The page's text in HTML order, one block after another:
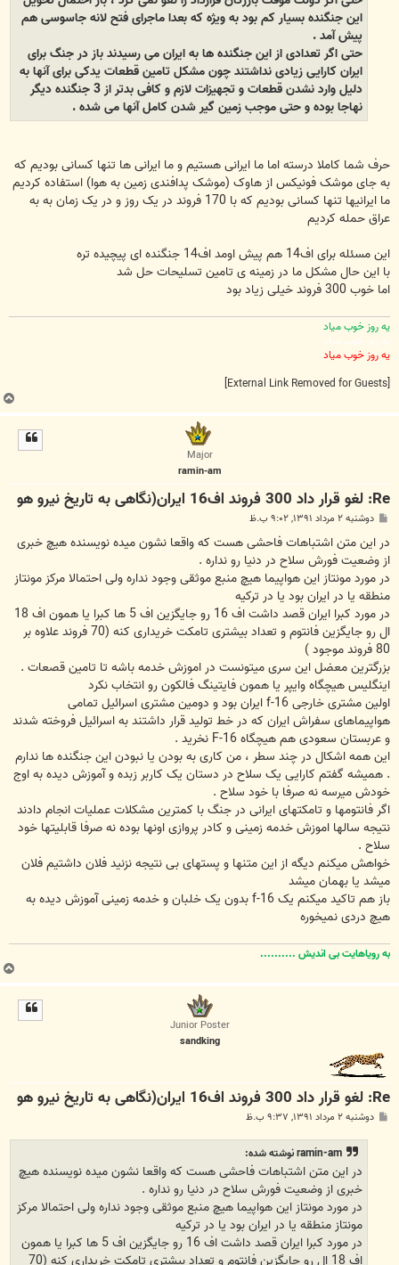
این جنگنده بسیار کم بود به ویژه که بعدا ماجرای فتح لانه جاسوسی هم
پیش آمد .
حتی اگر تعدادی از این جنگنده ها به ایران می رسیدند باز در جنگ برای
ایران کارایی زیادی نداشتند چون مشکل تامین قطعات یدکی برای آنها به
دلیل وارد نشدن قطعات و تجهیزات لازم و کافی بدتر از 3 جنگنده دیگر
نهاجا بوده و حتی موجب زمین گیر شدن کامل آنها می شده .
حرف شما کاملا درسته اما ما ایرانی هستیم و ما ایرانی ها تنها کسانی بودیم که
به جای موشک فونیکس از هاوک (موشک پدافندی زمین به هوا) استفاده کردیم
ما ایرانیها تنها کسانی بودیم که با 170 فروند در یک روز و در یک زمان به به
عراق حمله کردیم
این مسئله برای اف14 هم پیش اومد اف14 جنگنده ای پیچیده تره
با این حال مشکل ما در زمینه ی تامین تسلیحات حل شد
اما خوب 300 فروند خیلی زیاد بود
یه روز خوب میاد
یه روز خوب میاد
یه روز خوب میاد
ب
ا
Major
ramin-am
Re: لغو قرار داد 300 فروند اف16 ایران(نگاهی به تاریخ نیرو هو
پ
ت
دوشنبه ۲ مرداد ۱۳۹۱, ۹:۰۲ ب.ظ
در این متن اشتباهات فاحشی هست که واقعا نشون میده نویسنده هیچ خبری
از وضعیت فورش سلاح در دنیا رو نداره .
در مورد مونتاز این هواپیما هیچ منبع موثقی وجود نداره ولی احتمالا مرکز مونتاز
منطقه یا در ایران بود یا در ترکیه
در مورد کبرا ایران قصد داشت اف 16 رو جایگزین اف 5 ها کبرا یا همون اف 18
ال رو جایگزین فانتوم و تعداد بیشتری تامکت خریداری کنه (70 فروند علاوه بر
80 فروند موجود )
بزرگترین معضل این سری میتونست در اموزش خدمه باشه تا تامین قصعات .
اینگلیس هیچگاه وایپر یا همون فایتینگ فالکون رو انتخاب نکرد
اولین مشتری خارجی f-16 ایران بود و دومین مشتری اسرائیل تمامی
هواپیماهای سفراش ایران که در خط تولید قرار داشتند به اسرائیل فروخته شدند
و عربستان سعودی هم هیچگاه F-16 نخرید .
این همه اشکال در چند سطر ، من کاری به بودن یا نبودن این جنگنده ها ندارم
. همیشه گفتم کارایی یک سلاح در دستان یک کاربر زبده و آموزش دیده به اوج
خودش میرسه نه صرفا با خود سلاح .
اگر فانتومها و تامکتهای ایرانی در جنگ با کمترین مشکلات عملیات انجام دادند
نتیجه سالها اموزش خدمه زمینی و کادر پروازی اونها بوده نه صرفا قابلیتها خود
سلاح .
خواهش میکنم دیگه از این متنها و پستهای بی نتیجه نزنید فلان داشتیم فلان
میشد یا بهمان میشد
باز هم تاکید میکنم یک f-16 بدون یک خلبان و خدمه زمینی آموزش دیده به
هیچ دردی نمیخوره
به رویاهایت بی اندیش ..........
ب
ا
Junior Poster
sandking
Re: لغو قرار داد 300 فروند اف16 ایران(نگاهی به تاریخ نیرو هو
پ دوشنبه ۲ مرداد ۱۳۹۱, ۹:۳۷ ب.ظ
ramin-am نوشته شده:
در این متن اشتباهات فاحشی هست که واقعا نشون میده نویسنده هیچ
خبری از وضعیت فورش سلاح در دنیا رو نداره .
در مورد مونتاز این هواپیما هیچ منبع موثقی وجود نداره ولی احتمالا مرکز
مونتاز منطقه یا در ایران بود یا در ترکیه
در مورد کبرا ایران قصد داشت اف 16 رو جایگزین اف 5 ها کبرا یا همون
اف 18 ال رو جایگزین فانتوم و تعداد بیشتری تامکت خریداری کنه (70